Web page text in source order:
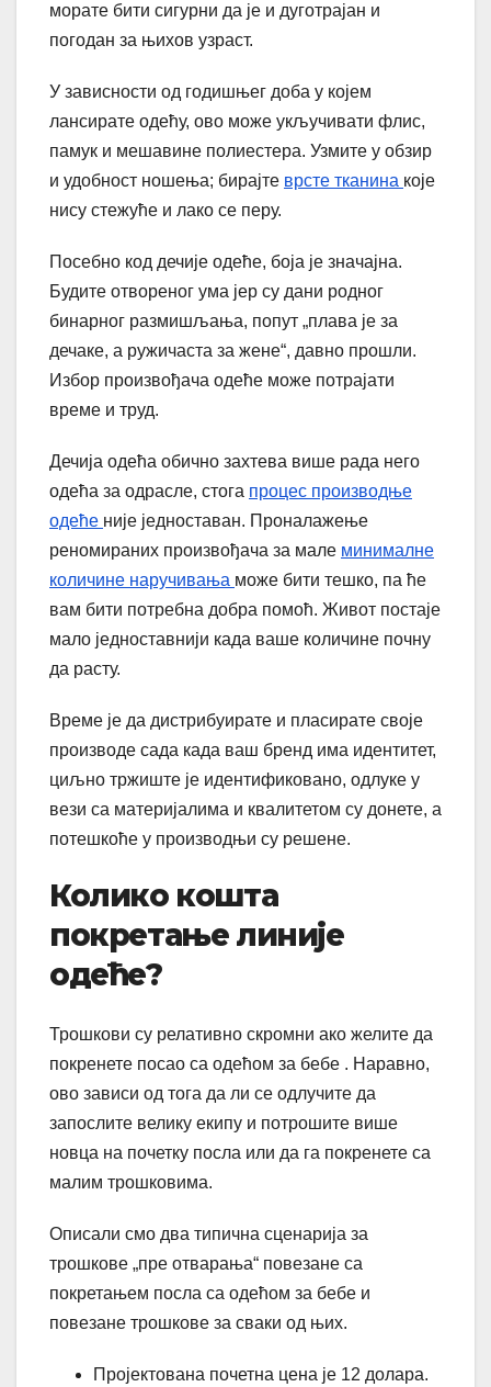
морате бити сигурни да је и дуготрајан и
погодан за њихов узраст.
У зависности од годишњег доба у којем
лансирате одећу, ово може укључивати флис,
памук и мешавине полиестера. Узмите у обзир
и удобност ношења; бирајте врсте тканина које
нису стежуће и лако се перу.
Посебно код дечије одеће, боја је значајна.
Будите отвореног ума јер су дани родног
бинарног размишљања, попут „плава је за
дечаке, а ружичаста за жене“, давно прошли.
Избор произвођача одеће може потрајати
време и труд.
Дечија одећа обично захтева више рада него
одећа за одрасле, стога процес производње
одеће није једноставан. Проналажење
реномираних произвођача за мале минималне
количине наручивања може бити тешко, па ће
вам бити потребна добра помоћ. Живот постаје
мало једноставнији када ваше количине почну
да расту.
Време је да дистрибуирате и пласирате своје
производе сада када ваш бренд има идентитет,
циљно тржиште је идентификовано, одлуке у
вези са материјалима и квалитетом су донете, а
потешкоће у производњи су решене.
Колико кошта
покретање линије
одеће?
Трошкови су релативно скромни ако желите да
покренете посао са одећом за бебе . Наравно,
ово зависи од тога да ли се одлучите да
запослите велику екипу и потрошите више
новца на почетку посла или да га покренете са
малим трошковима.
Описали смо два типична сценарија за
трошкове „пре отварања“ повезане са
покретањем посла са одећом за бебе и
повезане трошкове за сваки од њих.
Пројектована почетна цена је 12 долара.